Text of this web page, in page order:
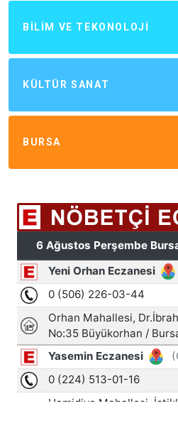
BILIM VE TEKONOLOJI
KÜLTÜR SANAT
BURSA